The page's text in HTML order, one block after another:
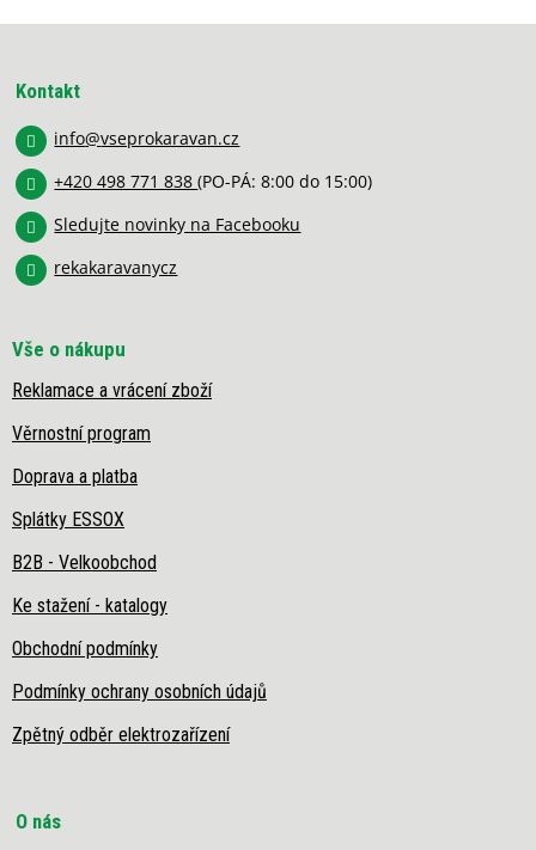
Kontakt
info@vseprokaravan.cz
+420 498 771 838(PO-PÁ: 8:00 do 15:00)
Sledujte novinky na Facebooku
rekakaravanycz
Vše o nákupu
Reklamace a vrácení zboží
Věrnostní program
Doprava a platba
Splátky ESSOX
B2B - Velkoobchod
Ke stažení - katalogy
Obchodní podmínky
Podmínky ochrany osobních údajů
Zpětný odběr elektrozařízení
O nás